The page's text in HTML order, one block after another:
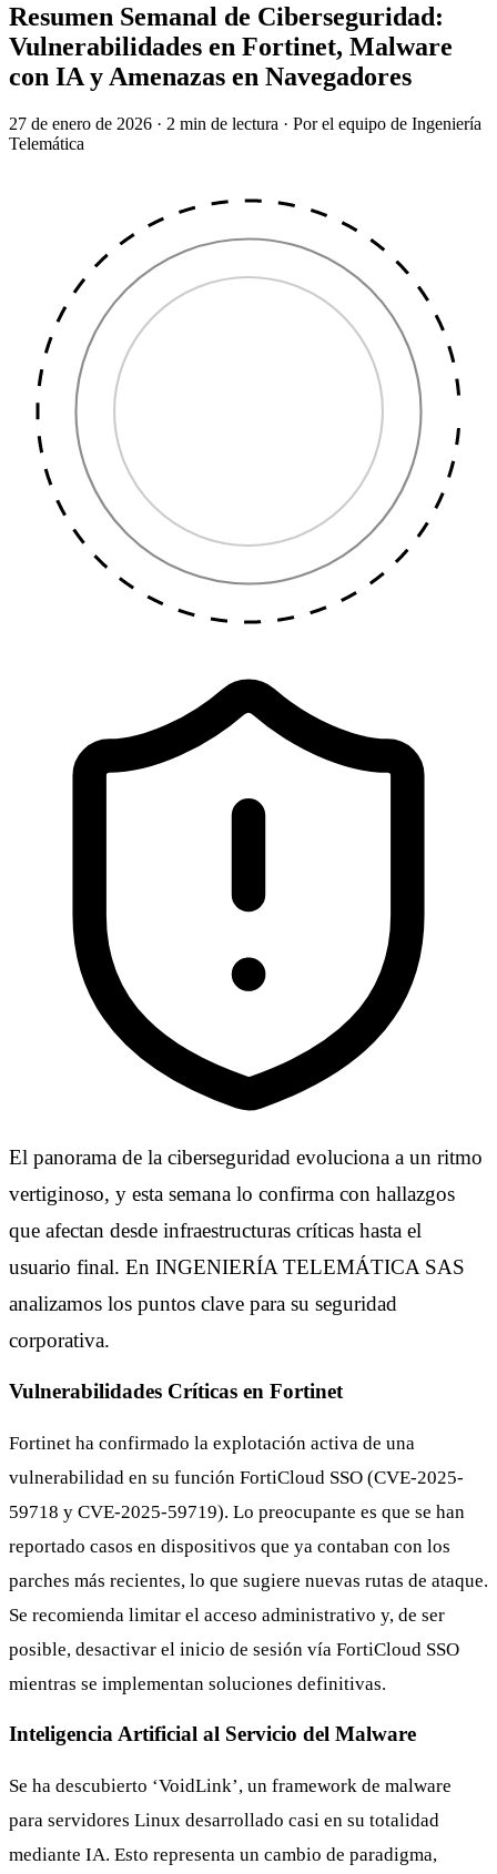
Resumen Semanal de Ciberseguridad:
Vulnerabilidades en Fortinet, Malware
con IA y Amenazas en Navegadores
27 de enero de 2026 · 2 min de lectura · Por el equipo de Ingeniería
Telemática
El panorama de la ciberseguridad evoluciona a un ritmo
vertiginoso, y esta semana lo confirma con hallazgos
que afectan desde infraestructuras críticas hasta el
usuario final. En INGENIERÍA TELEMÁTICA SAS
analizamos los puntos clave para su seguridad
corporativa.
Vulnerabilidades Críticas en Fortinet
Fortinet ha confirmado la explotación activa de una
vulnerabilidad en su función FortiCloud SSO (CVE-2025-
59718 y CVE-2025-59719). Lo preocupante es que se han
reportado casos en dispositivos que ya contaban con los
parches más recientes, lo que sugiere nuevas rutas de ataque.
Se recomienda limitar el acceso administrativo y, de ser
posible, desactivar el inicio de sesión vía FortiCloud SSO
mientras se implementan soluciones definitivas.
Inteligencia Artificial al Servicio del Malware
Se ha descubierto ‘VoidLink’, un framework de malware
para servidores Linux desarrollado casi en su totalidad
mediante IA. Esto representa un cambio de paradigma,